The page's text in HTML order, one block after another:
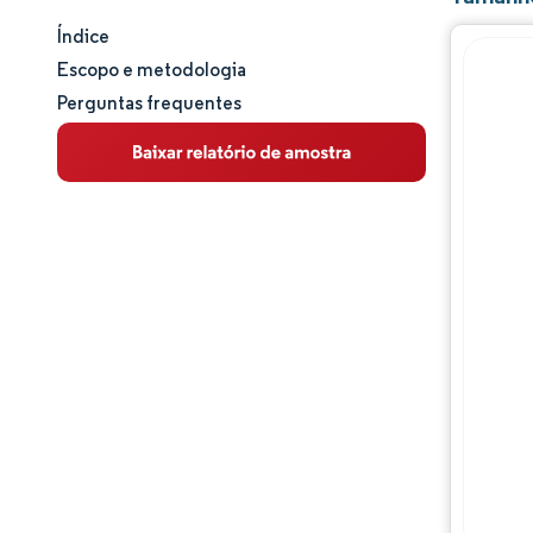
Tamanho e participação de mercado
Análise de mercado
Tendências e insights
Índice
Escopo e metodologia
Perguntas frequentes